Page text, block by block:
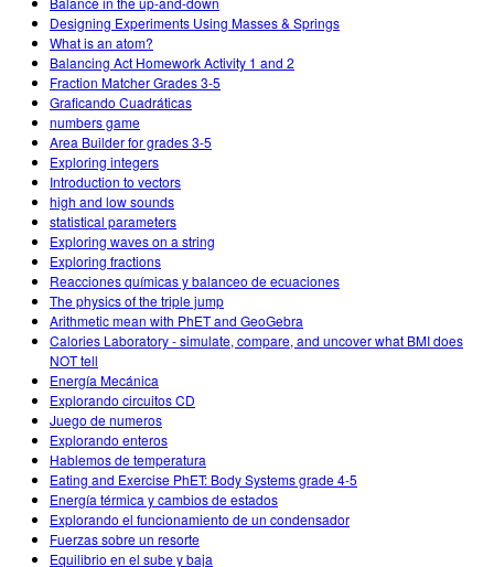
Designing Experiments Using Masses & Springs
What is an atom?
Balancing Act Homework Activity 1 and 2
Fraction Matcher Grades 3-5
Graficando Cuadráticas
numbers game
Area Builder for grades 3-5
Exploring integers
Introduction to vectors
high and low sounds
statistical parameters
Exploring waves on a string
Exploring fractions
Reacciones químicas y balanceo de ecuaciones
The physics of the triple jump
Arithmetic mean with PhET and GeoGebra
Calories Laboratory - simulate, compare, and uncover what BMI does
NOT tell
Energía Mecánica
Explorando circuitos CD
Juego de numeros
Explorando enteros
Hablemos de temperatura
Eating and Exercise PhET: Body Systems grade 4-5
Energía térmica y cambios de estados
Explorando el funcionamiento de un condensador
Fuerzas sobre un resorte
Equilibrio en el sube y baja